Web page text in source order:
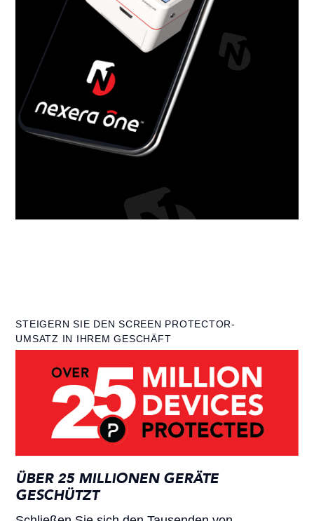
STEIGERN SIE DEN SCREEN PROTECTOR-
UMSATZ IN IHREM GESCHÄFT
ÜBER 25 MILLIONEN GERÄTE
GESCHÜTZT